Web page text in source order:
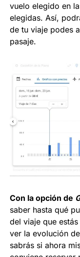
vuelo elegido en
elegidas. Así,
de tu viaje podes
pasaje.
Con la opción de
saber hasta qué
del viaje que
ver la evolución
sabrás si ahora